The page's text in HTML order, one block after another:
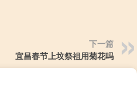
下一篇
宜昌春节上坟祭祖用菊花吗